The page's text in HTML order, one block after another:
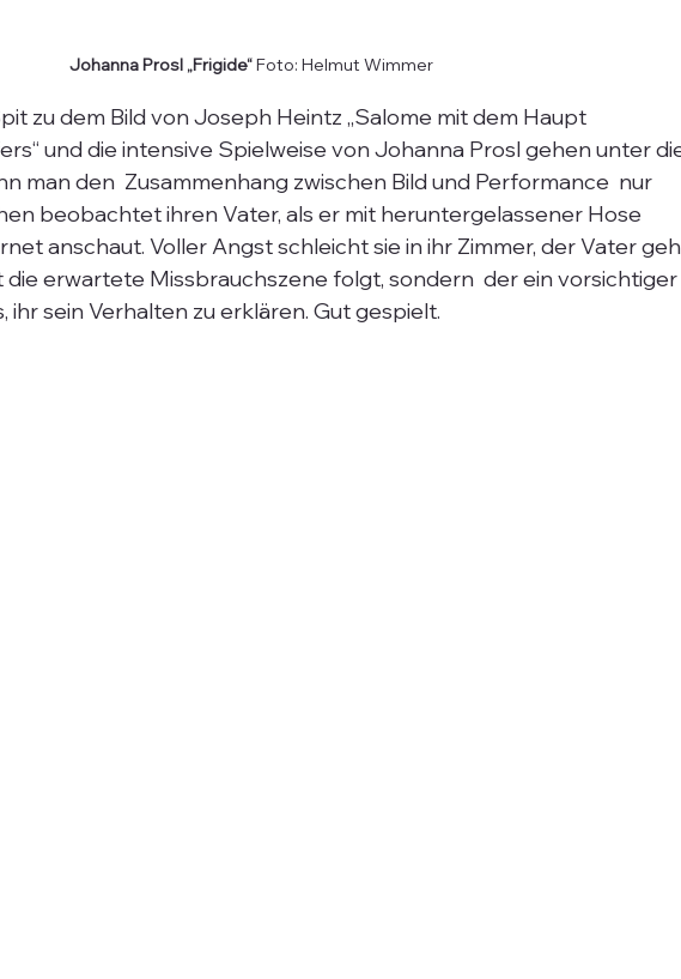
Johanna Prosl „Frigide“ Foto: Helmut Wimmer
zu dem Bild von Joseph Heintz „Salome mit dem Haupt
und die intensive Spielweise von Johanna Prosl gehen unter
man den  Zusammenhang zwischen Bild und Performance  nur
beobachtet ihren Vater, als er mit heruntergelassener Hose
anschaut. Voller Angst schleicht sie in ihr Zimmer, der Vater
die erwartete Missbrauchszene folgt, sondern  der ein
ihr sein Verhalten zu erklären. Gut gespielt.